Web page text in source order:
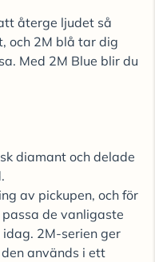
återge ljudet så
och 2M blå tar dig
Med 2M Blue blir du
diamant och delade
av pickupen, och för
de vanligaste
2M-serien ger
används i ett